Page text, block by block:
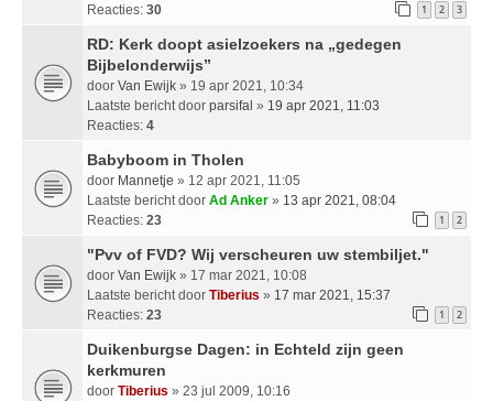
Reacties: 30 1 2 3
RD: Kerk doopt asielzoekers na „gedegen
Bijbelonderwijs”
door Van Ewijk » 19 apr 2021, 10:34
Laatste bericht door parsifal » 19 apr 2021, 11:03
Reacties: 4
Babyboom in Tholen
door Mannetje » 12 apr 2021, 11:05
Laatste bericht door Ad Anker » 13 apr 2021, 08:04
Reacties: 23 1 2
"Pvv of FVD? Wij verscheuren uw stembiljet."
door Van Ewijk » 17 mar 2021, 10:08
Laatste bericht door Tiberius » 17 mar 2021, 15:37
Reacties: 23 1 2
Duikenburgse Dagen: in Echteld zijn geen
kerkmuren
door Tiberius » 23 jul 2009, 10:16